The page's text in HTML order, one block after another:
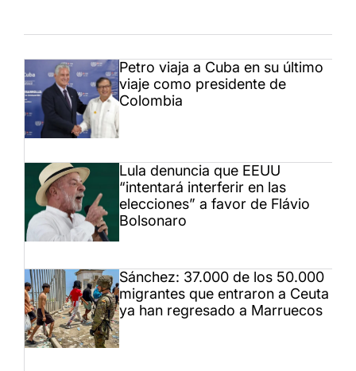
Petro viaja a Cuba en su último
viaje como presidente de
Colombia
Lula denuncia que EEUU
“intentará interferir en las
elecciones” a favor de Flávio
Bolsonaro
Sánchez: 37.000 de los 50.000
migrantes que entraron a Ceuta
ya han regresado a Marruecos